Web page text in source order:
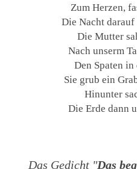
Zum Herzen,
Die Nacht
Die Mutter
Nach unserm
Den Spaten
Sie grub ein
Hinunter
Die Erde dann
Das Gedicht "Das